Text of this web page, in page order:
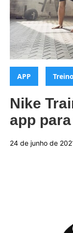
Categorias:
APP Treino
Nike
app
24 de junho de